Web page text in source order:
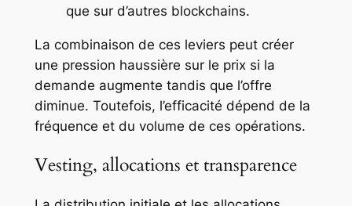
que sur d’autres blockchains.
La combinaison de ces leviers peut créer
une pression haussière sur le prix si la
demande augmente tandis que l’offre
diminue. Toutefois, l’efficacité dépend de la
fréquence et du volume de ces opérations.
Vesting, allocations et transparence